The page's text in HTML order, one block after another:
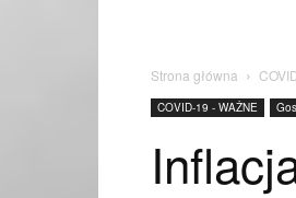
Strona główna
COVID-19 - WAŻNE